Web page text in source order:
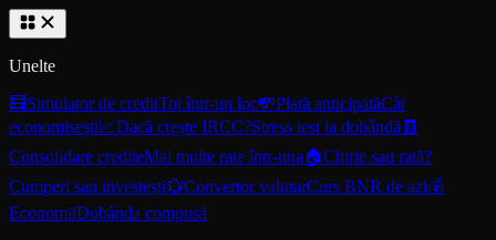
Unelte
🧮Simulator de creditTot într-un loc💸Plată anticipatăCât
economisești📈Dacă crește IRCC?Stress test la dobândă 🧾
Consolidare crediteMai multe rate într-una 🏠Chirie sau rată?
Cumperi sau investești💱Convertor valutarCurs BNR de azi💰
EconomiiDobânda compusă